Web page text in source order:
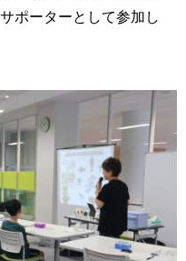
ポーターとして参加し